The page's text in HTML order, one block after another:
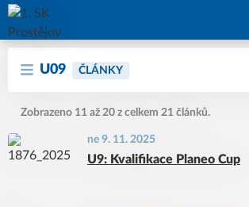
1. SK Prostějov
U09 ČLÁNKY
Zobrazeno 11 až 20 z celkem 21 článků.
ne 9. 11. 2025
U9: Kvalifikace Planeo Cup